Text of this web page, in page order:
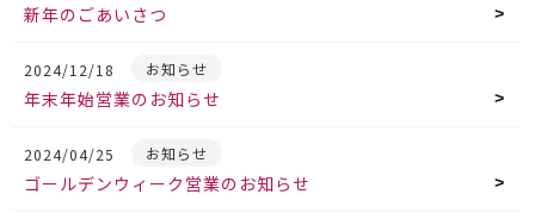
新年のごあいさつ
2024/12/18 お知らせ
年末年始営業のお知らせ
2024/04/25 お知らせ
ゴールデンウィーク営業のお知らせ